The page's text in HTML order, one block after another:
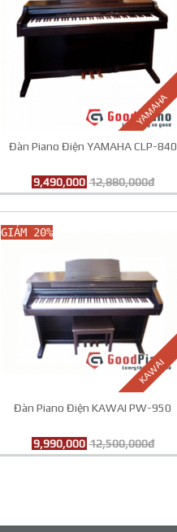
YAMAHA
Đàn Piano Điện YAMAHA CLP-840
9,490,000 12,880,000đ
KAWAI
GIẢM 20%
Đàn Piano Điện KAWAI PW-950
9,990,000 12,500,000đ